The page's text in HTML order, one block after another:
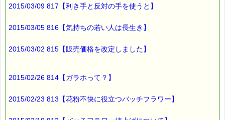
2015/03/09 817【利き手と反対の手を使うと】
2015/03/05 816【気持ちの若い人は長生き】
2015/03/02 815【販売価格を改定しました】
2015/02/26 814【ガラホって？】
2015/02/23 813【花粉不快に役立つバッチフラワー】